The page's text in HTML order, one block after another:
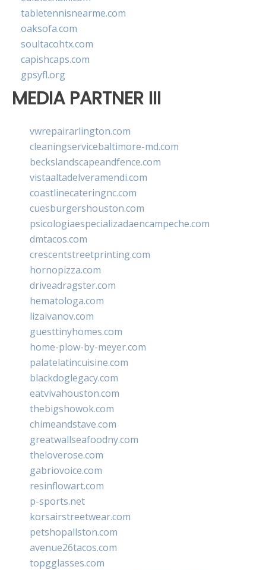
tabletennisnearme.com
oaksofa.com
soultacohtx.com
capishcaps.com
gpsyfl.org
MEDIA PARTNER III
vwrepairarlington.com
cleaningservicebaltimore-md.com
beckslandscapeandfence.com
vistaaltadelveramendi.com
coastlinecateringnc.com
cuesburgershouston.com
psicologiaespecializadaencampeche.com
dmtacos.com
crescentstreetprinting.com
hornopizza.com
driveadragster.com
hematologa.com
lizaivanov.com
guesttinyhomes.com
home-plow-by-meyer.com
palatelatincuisine.com
blackdoglegacy.com
eatvivahouston.com
thebigshowok.com
chimeandstave.com
greatwallseafoodny.com
theloverose.com
gabriovoice.com
resinflowart.com
p-sports.net
korsairstreetwear.com
petshopallston.com
avenue26tacos.com
topgglasses.com